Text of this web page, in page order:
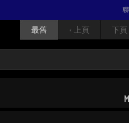
最舊 ‹ 上頁 下頁
M